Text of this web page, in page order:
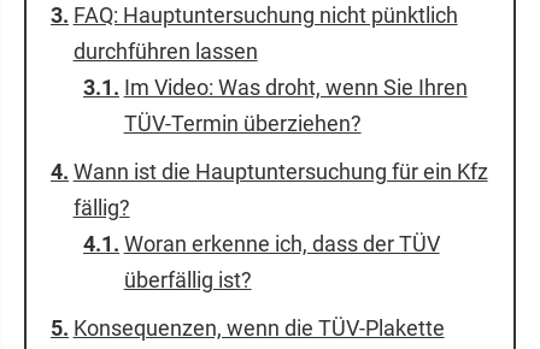
FAQ: Hauptuntersuchung nicht pünktlich
durchführen lassen
Im Video: Was droht, wenn Sie Ihren
TÜV-Termin überziehen?
Wann ist die Hauptuntersuchung für ein Kfz
fällig?
Woran erkenne ich, dass der TÜV
überfällig ist?
Konsequenzen, wenn die TÜV-Plakette